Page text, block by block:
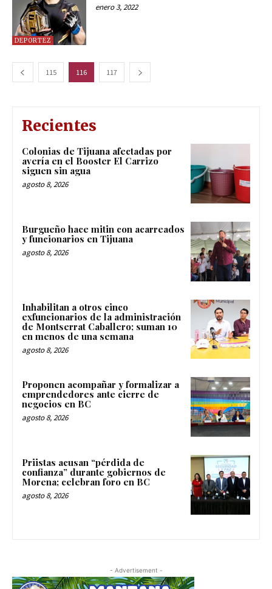
DEPORTEZ
enero 3, 2022
115 116 117
Recientes
Colonias de Tijuana afectadas por
avería en el Booster El Carrizo
siguen sin agua
agosto 8, 2026
Burgueño hace mitin con acarreados
y funcionarios en Tijuana
agosto 8, 2026
Inhabilitan a otros cinco
exfuncionarios de la administración
de Montserrat Caballero; suman 10
en menos de una semana
agosto 8, 2026
Proponen acompañar y formalizar a
emprendedores ante cierre de
negocios en BC
agosto 8, 2026
Priistas acusan “pérdida de
confianza” durante gobiernos de
Morena; celebran foro en BC
agosto 8, 2026
- Advertisement -